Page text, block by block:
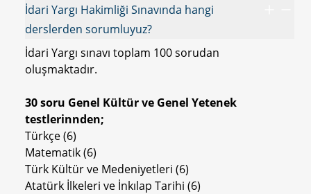
İdari Yargı Hakimliği Sınavında hangi
derslerden sorumluyuz?
İdari Yargı sınavı toplam 100 sorudan
oluşmaktadır.
30 soru Genel Kültür ve Genel Yetenek
testlerinnden;
Türkçe (6)
Matematik (6)
Türk Kültür ve Medeniyetleri (6)
Atatürk İlkeleri ve İnkılap Tarihi (6)